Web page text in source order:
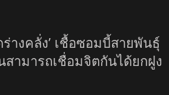
ร่างคลั่ง’ เชื้อซอมบี้สายพันธุ์
ามารถเชื่อมจิตกันได้ยกฝูง